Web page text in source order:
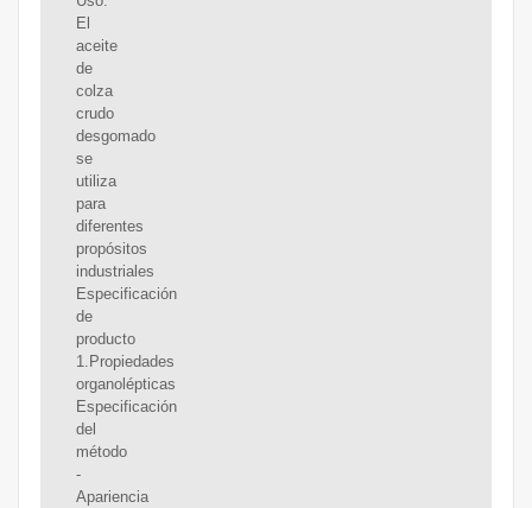
El
aceite
de
colza
crudo
desgomado
se
utiliza
para
diferentes
propósitos
industriales
Especificación
de
producto
1.Propiedades
organolépticas
Especificación
del
método
-
Apariencia